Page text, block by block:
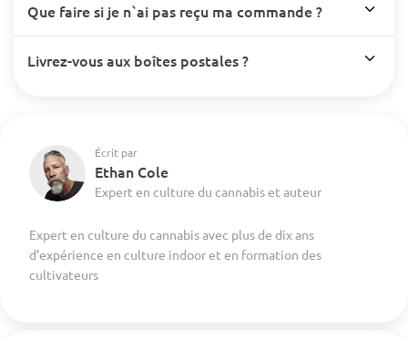
Que faire si je n`ai pas reçu ma commande ?
Livrez-vous aux boîtes postales ?
Écrit par
Ethan Cole
Expert en culture du cannabis et auteur
Expert en culture du cannabis avec plus de dix ans
d’expérience en culture indoor et en formation des
cultivateurs